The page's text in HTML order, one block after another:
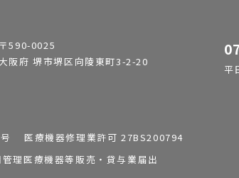
〒590-0025
阪府 堺市堺区向陵東町3-2-20
平
医療機器修理業許可 27BS200794
医療機器等販売・貸与業届出